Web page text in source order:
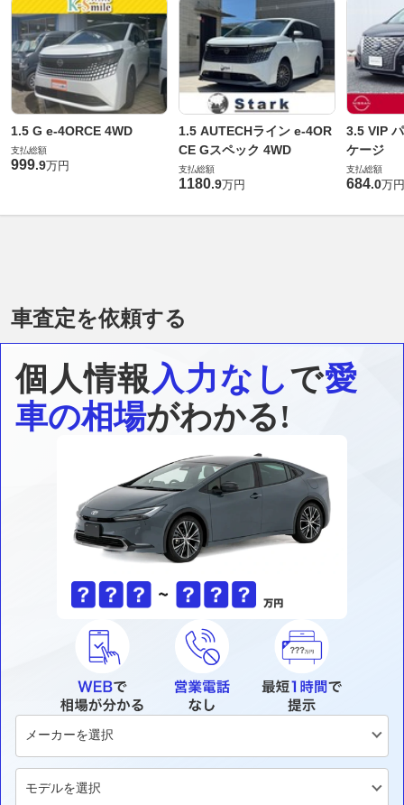
1.5 G e-4ORCE 4WD
支払総額
999.9万円
1.5 AUTECHライン e-4OR
CE Gスペック 4WD
支払総額
1180.9万円
3.5 VIP
ケージ
支払総額
684.0万円
車査定を依頼する
個人情報 入力なしで愛
車の相場がわかる!